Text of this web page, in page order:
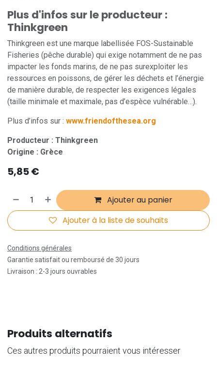
Plus d'infos sur le producteur :
Thinkgreen
Thinkgreen est une marque labellisée FOS-Sustainable
Fisheries (pêche durable) qui exige notamment de ne pas
impacter les fonds marins, de ne pas surexploiter les
ressources en poissons, de gérer les déchets et l’énergie
de manière durable, de respecter les exigences légales
(taille minimale et maximale, pas d’espèce vulnérable…).
Plus d’infos sur : www.friendofthesea.org
Producteur : Thinkgreen
Origine : Grèce
5,85€
Ajouter au panier
Ajouter à la liste de souhaits
Conditions générales
Garantie satisfait ou remboursé de 30 jours
Livraison : 2-3 jours ouvrables
Produits alternatifs
Ces autres produits pourraient vous intéresser